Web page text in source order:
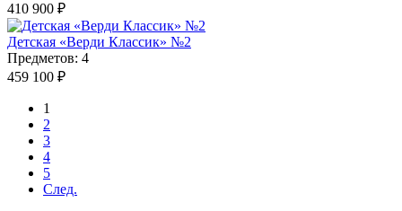
410 900 ₽
Детская «Верди Классик» №2
Предметов: 4
459 100 ₽
1
2
3
4
5
След.